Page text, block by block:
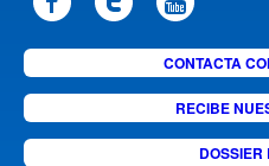
CONTACTA
RECIBE